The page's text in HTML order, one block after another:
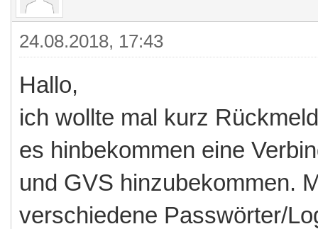
24.08.2018, 17:43
Hallo,
ich wollte mal kurz
es hinbekommen eine
und GVS hinzubekommen.
verschiedene Passwörter/